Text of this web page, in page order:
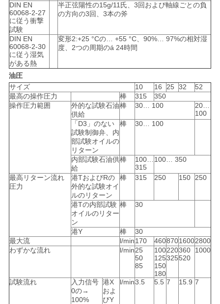
DIN EN
60068-2-27
に従う衝撃
試験
半正弦陽性の15g/11氏、3回および軸線ごとの負
の方向の3回、3本の斧
DIN EN
60068-2-30
に従う湿気
がある熱
変形2:+25 °Cの… +55 °C、90%… 97%の相対湿
度、2つの周期のá 24時間
油圧
サイズ
10 16 25 32
52
最高の操作圧力
棒 315
350
操作圧力範囲
外的な試験石油
供給
棒 30… 100
20…
100
「D3」のない
試験制御弁、内
部試験オイルの
リターン
棒 30… 100
内部試験石油供
給
棒
100…
315
100… 350
最高リターン流れ
圧力
港TおよびRの
外的な試験オイ
ルのリターン
棒 315 250 150 250
港Tの内部試験
オイルのリター
ン
棒 30
港Y 棒
30
最大流
l/min170 46087016002800
わずかな流れ
l/min25
50
85
100
125
150
180
220
325
360
520
1000
試験流れ
入力信号
0の→
100%
港X
およ
びY
l/min3.5 5.5 7 15.9 7